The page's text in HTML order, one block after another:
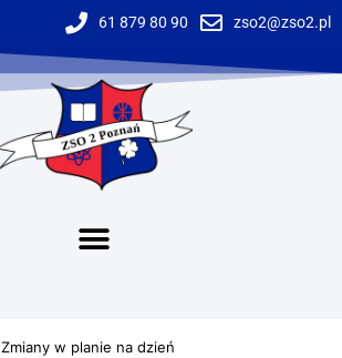
61 879 80 90 zso2@zso2.pl
Zmiany w planie na dzień